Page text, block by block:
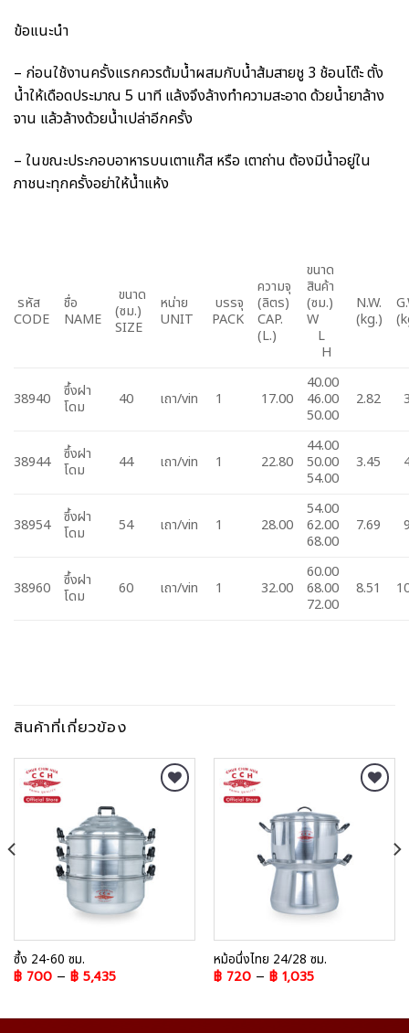
ข้อแนะนำ
– ก่อนใช้งานครั้งแรกควรต้มน้ำผสมกับน้ำส้มสายชู 3 ช้อนโต๊ะ ตั้ง
น้ำให้เดือดประมาณ 5 นาที แล้งจึงล้างทำความสะอาด ด้วยน้ำยาล้าง
จาน แล้วล้างด้วยน้ำเปล่าอีกครั้ง
– ในขณะประกอบอาหารบนเตาแก๊ส หรือ เตาถ่าน ต้องมีน้ำอยู่ใน
ภาชนะทุกครั้งอย่าให้น้ำแห้ง
รหัส
CODE
ชื่อ
NAME
ขนาด
(ซม.)
SIZE
หน่าย
UNIT
บรรจุ
PACK
ความจุ
(ลิตร)
CAP.
(L.)
ขนาด
สินค้า
(ซม.)
W
L
H
N.W.
(kg.)
38940
ซึ้งฝา
โดม
40 เถา/vin 1 17.00
40.00
46.00
50.00
2.82
38944
ซึ้งฝา
โดม
44 เถา/vin 1 22.80
44.00
50.00
54.00
3.45
38954
ซึ้งฝา
โดม
54 เถา/vin 1 28.00
54.00
62.00
68.00
7.69
38960
ซึ้งฝา
โดม
60 เถา/vin 1 32.00
60.00
68.00
72.00
8.51
สินค้าที่เกี่ยวข้อง
ซึ้ง 24-60 ซม.
฿700– ฿5,435
หม้อนึ่งไทย 24/28 ซม.
฿720– ฿1,035